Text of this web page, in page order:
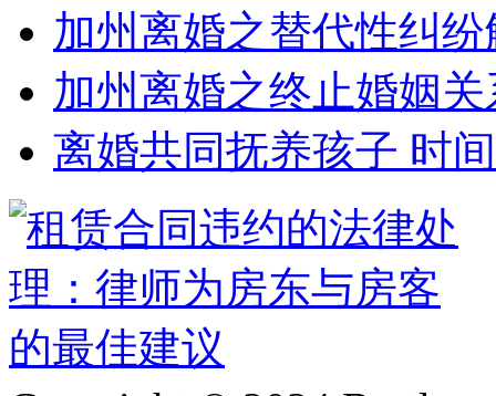
加州离婚之替代性纠
加州离婚之终止婚姻关
离婚共同抚养孩子 时